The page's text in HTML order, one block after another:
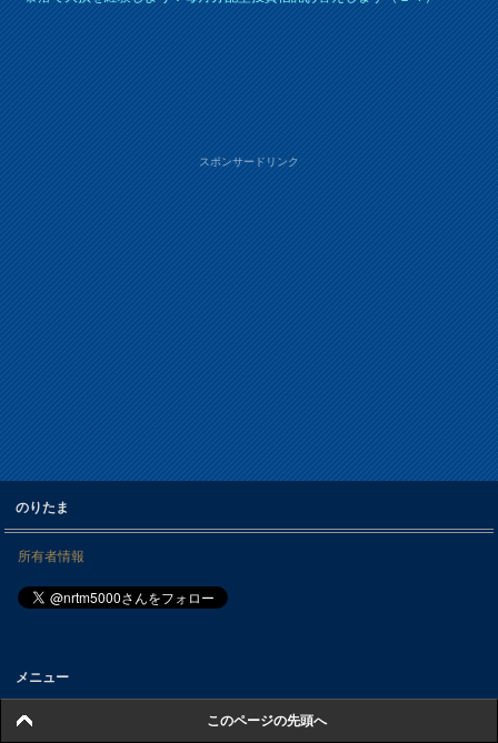
スポンサードリンク
のりたま
所有者情報
メニュー
毎月分配投信コラム
このページの先頭へ